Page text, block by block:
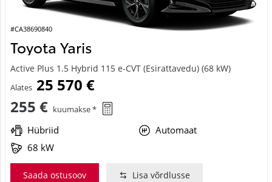
#CA38690840
Toyota Yaris
Active Plus 1.5 Hybrid 115 e-CVT (Esirattavedu) (68 kW)
Alates 25 570 €
255 € kuumakse *
Hübriid
Automaat
68 kW
Saada ostusoov Lisa võrdlusse